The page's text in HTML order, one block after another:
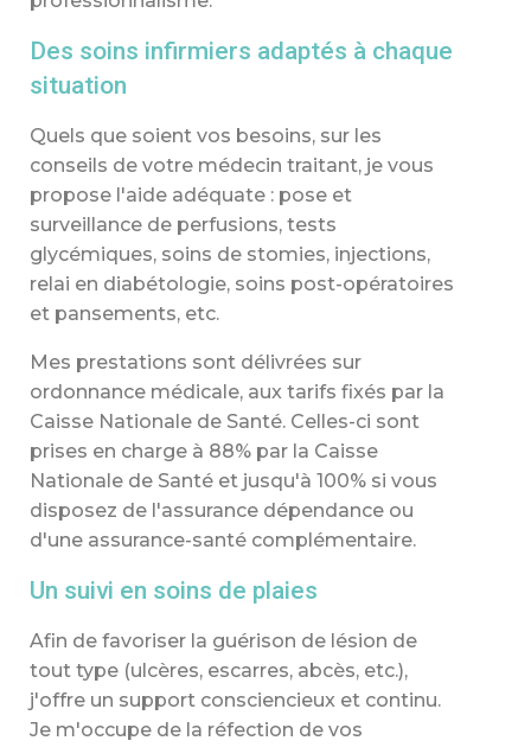
Des soins infirmiers adaptés à chaque
situation
Quels que soient vos besoins, sur les
conseils de votre médecin traitant, je vous
propose l'aide adéquate : pose et
surveillance de perfusions, tests
glycémiques, soins de stomies, injections,
relai en diabétologie, soins post-opératoires
et pansements, etc.
Mes prestations sont délivrées sur
ordonnance médicale, aux tarifs fixés par la
Caisse Nationale de Santé. Celles-ci sont
prises en charge à 88% par la Caisse
Nationale de Santé et jusqu'à 100% si vous
disposez de l'assurance dépendance ou
d'une assurance-santé complémentaire.
Un suivi en soins de plaies
Afin de favoriser la guérison de lésion de
tout type (ulcères, escarres, abcès, etc.),
j'offre un support consciencieux et continu.
Je m'occupe de la réfection de vos